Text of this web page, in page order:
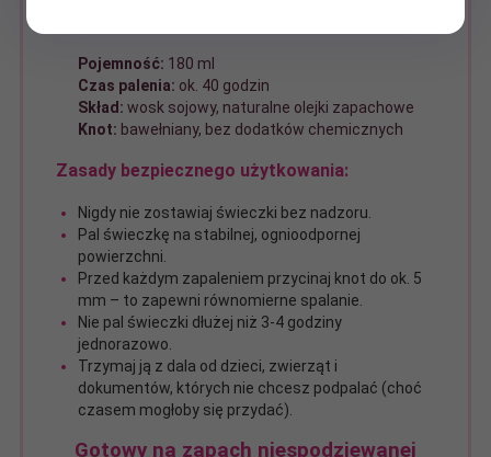
Pojemność: 180 ml
Czas palenia: ok. 40 godzin
Skład: wosk sojowy, naturalne olejki zapachowe
Knot: bawełniany, bez dodatków chemicznych
Zasady bezpiecznego użytkowania:
Nigdy nie zostawiaj świeczki bez nadzoru.
Pal świeczkę na stabilnej, ognioodpornej
powierzchni.
Przed każdym zapaleniem przycinaj knot do ok. 5
mm – to zapewni równomierne spalanie.
Nie pal świeczki dłużej niż 3-4 godziny
jednorazowo.
Trzymaj ją z dala od dzieci, zwierząt i
dokumentów, których nie chcesz podpalać (choć
czasem mogłoby się przydać).
Gotowy na zapach niespodziewanej